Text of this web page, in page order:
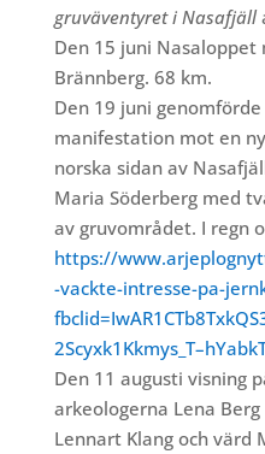
gruväventyret i Nasafjäll
Den 15 juni Nasaloppet
Brännberg. 68 km.
Den 19 juni
manifestation mot en
norska sidan av
Maria Söderberg med
av gruvområdet. I regn
https://
-vackte-intresse-pa-
Den 11 augusti visning
arkeologerna Lena
Lennart Klang och värd